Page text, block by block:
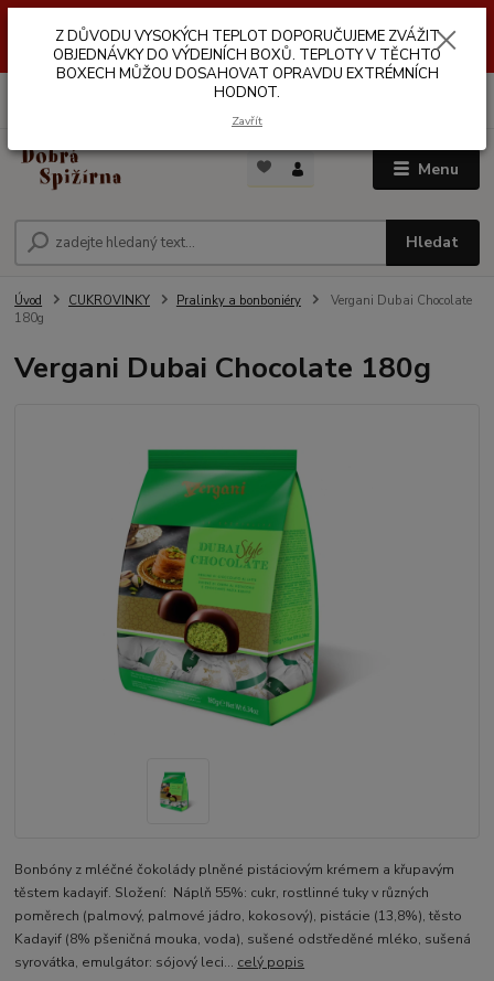
VÝDEJNÍCH BOXŮ. TEPLOTA V TĚCHTO BOXECH MŮŽE DOSAHOVAT
OPRAVDU EXTRÉMNÍCH HODNOT.
Menu
Hledat
Úvod CUKROVINKY Pralinky a bonboniéry
Vergani Dubai Chocolate
180g
Vergani Dubai Chocolate 180g
Bonbóny z mléčné čokolády plněné pistáciovým krémem a křupavým
těstem kadayif. Složení: Náplň 55%: cukr, rostlinné tuky v různých
poměrech (palmový, palmové jádro, kokosový), pistácie (13,8%), těsto
Kadayif (8% pšeničná mouka, voda), sušené odstředěné mléko, sušená
syrovátka, emulgátor: sójový leci... celý popis
Z DŮVODU VYSOKÝCH TEPLOT DOPORUČUJEME ZVÁŽIT
OBJEDNÁVKY DO VÝDEJNÍCH BOXŮ. TEPLOTY V TĚCHTO
BOXECH MŮŽOU DOSAHOVAT OPRAVDU EXTRÉMNÍCH
HODNOT.
Zavřít